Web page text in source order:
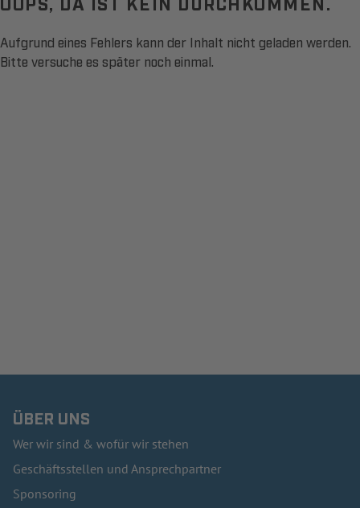
Aufgrund eines Fehlers kann der Inhalt nicht geladen werden.
Bitte versuche es später noch einmal.
ÜBER UNS
Wer wir sind & wofür wir stehen
Geschäftsstellen und Ansprechpartner
Sponsoring